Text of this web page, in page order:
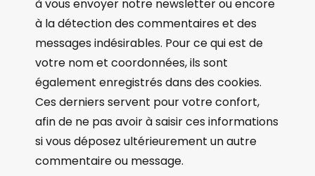
à vous envoyer notre newsletter ou encore
à la détection des commentaires et des
messages indésirables. Pour ce qui est de
votre nom et coordonnées, ils sont
également enregistrés dans des cookies.
Ces derniers servent pour votre confort,
afin de ne pas avoir à saisir ces informations
si vous déposez ultérieurement un autre
commentaire ou message.